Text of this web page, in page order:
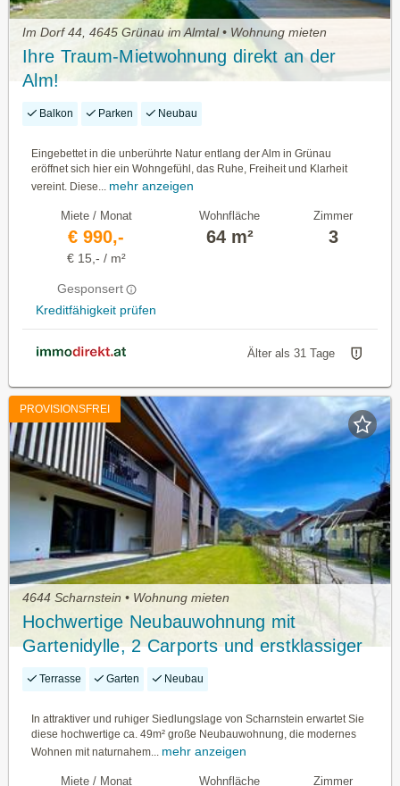
Im Dorf 44, 4645 Grünau im Almtal • Wohnung mieten
Ihre Traum-Mietwohnung direkt an der
Alm!
Balkon Parken Neubau
Eingebettet in die unberührte Natur entlang der Alm in Grünau
eröffnet sich hier ein Wohngefühl, das Ruhe, Freiheit und Klarheit
vereint. Diese... mehr anzeigen
Miete / Monat
€ 990,-
€ 15,- / m²
Gesponsert
Kreditfähigkeit prüfen
Wohnfläche
64 m²
Zimmer
3
Älter als 31 Tage
PROVISIONSFREI
4644 Scharnstein • Wohnung mieten
Hochwertige Neubauwohnung mit
Gartenidylle, 2 Carports und erstklassiger
Infrastruktur.
Terrasse Garten Neubau
In attraktiver und ruhiger Siedlungslage von Scharnstein erwartet Sie
diese hochwertige ca. 49m² große Neubauwohnung, die modernes
Wohnen mit naturnahem... mehr anzeigen
Miete / Monat Wohnfläche Zimmer